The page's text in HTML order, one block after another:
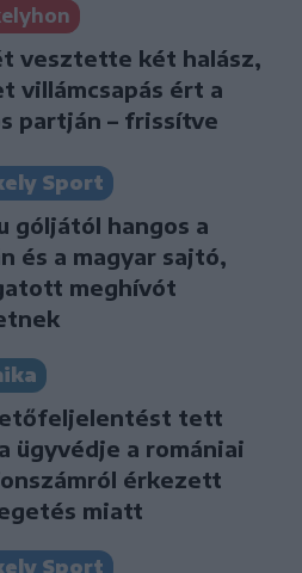
vesztette két halász,
villámcsapás ért a
partján – frissítve
Sport
góljától hangos a
és a magyar sajtó,
meghívót
tett
ügyvédje a romániai
érkezett
miatt
Sport